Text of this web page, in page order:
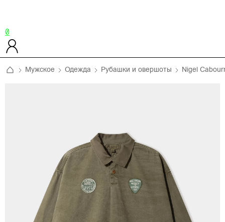
0
Мужское Одежда Рубашки и овершоты Nigel